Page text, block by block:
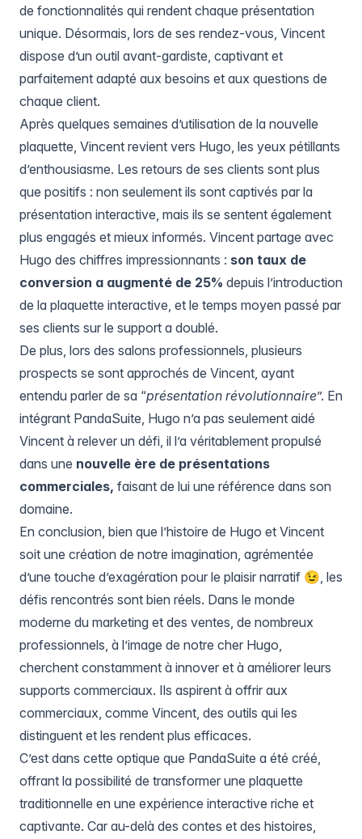
de fonctionnalités qui rendent chaque présentation
unique. Désormais, lors de ses rendez-vous, Vincent
dispose d’un outil avant-gardiste, captivant et
parfaitement adapté aux besoins et aux questions de
chaque client.
Après quelques semaines d’utilisation de la nouvelle
plaquette, Vincent revient vers Hugo, les yeux pétillants
d’enthousiasme. Les retours de ses clients sont plus
que positifs : non seulement ils sont captivés par la
présentation interactive, mais ils se sentent également
plus engagés et mieux informés. Vincent partage avec
Hugo des chiffres impressionnants : son taux de
conversion a augmenté de 25% depuis l’introduction
de la plaquette interactive, et le temps moyen passé par
ses clients sur le support a doublé.
De plus, lors des salons professionnels, plusieurs
prospects se sont approchés de Vincent, ayant
entendu parler de sa “présentation révolutionnaire”. En
intégrant PandaSuite, Hugo n’a pas seulement aidé
Vincent à relever un défi, il l’a véritablement propulsé
dans une nouvelle ère de présentations
commerciales, faisant de lui une référence dans son
domaine.
En conclusion, bien que l’histoire de Hugo et Vincent
soit une création de notre imagination, agrémentée
d’une touche d’exagération pour le plaisir narratif 😉, les
défis rencontrés sont bien réels. Dans le monde
moderne du marketing et des ventes, de nombreux
professionnels, à l’image de notre cher Hugo,
cherchent constamment à innover et à améliorer leurs
supports commerciaux. Ils aspirent à offrir aux
commerciaux, comme Vincent, des outils qui les
distinguent et les rendent plus efficaces.
C’est dans cette optique que PandaSuite a été créé,
offrant la possibilité de transformer une plaquette
traditionnelle en une expérience interactive riche et
captivante. Car au-delà des contes et des histoires,